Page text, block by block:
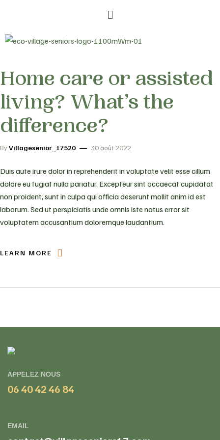
Home care or assisted
living? What’s the
difference?
ByVillagesenior_17520 30 août 2022
Duis aute irure dolor in reprehenderit in voluptate velit esse cillum
dolore eu fugiat nulla pariatur. Excepteur sint occaecat cupidatat
non proident, sunt in culpa qui officia deserunt mollit anim id est
laborum. Sed ut perspiciatis unde omnis iste natus error sit
voluptatem accusantium doloremque laudantium.
LEARN MORE
APPELEZ NOUS
06 40 42 46 84
EMAIL